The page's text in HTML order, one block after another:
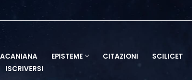
EPISTEME CITAZIONI SCILICET
ISCRIVERSI